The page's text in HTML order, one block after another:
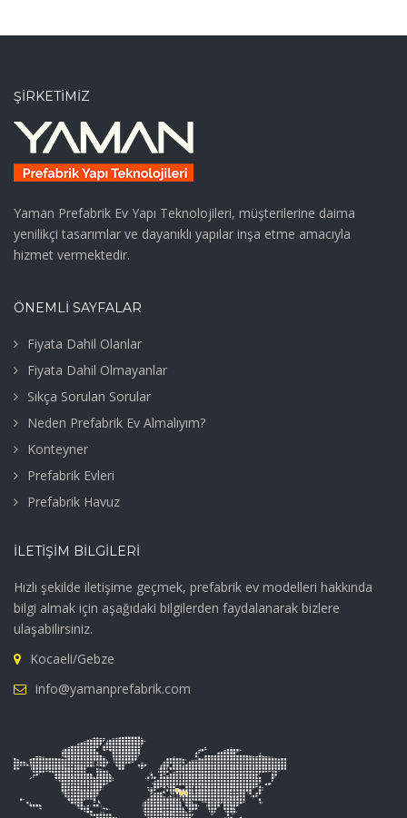
ŞIRKETIMIZ
Yaman Prefabrik Ev Yapı Teknolojileri, müşterilerine daima
yenilikçi tasarımlar ve dayanıklı yapılar inşa etme amacıyla
hizmet vermektedir.
ÖNEMLİ SAYFALAR
Fiyata Dahil Olanlar
Fiyata Dahil Olmayanlar
Sıkça Sorulan Sorular
Neden Prefabrik Ev Almalıyım?
Konteyner
Prefabrik Evleri
Prefabrik Havuz
İLETIŞIM BILGILERI
Hızlı şekilde iletişime geçmek, prefabrik ev modelleri hakkında
bilgi almak için aşağıdaki bilgilerden faydalanarak bizlere
ulaşabilirsiniz.
Kocaeli/Gebze
info@yamanprefabrik.com